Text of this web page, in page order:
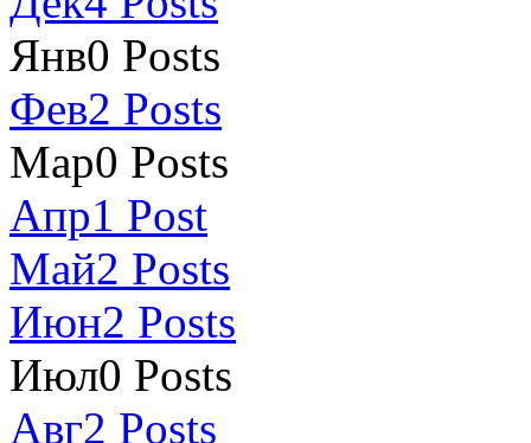
Янв0 Posts
Фев2 Posts
Мар0 Posts
Апр1 Post
Май2 Posts
Июн2 Posts
Июл0 Posts
Авг2 Posts